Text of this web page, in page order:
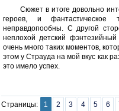
Сюжет в итоге довольно
героев, и фантастическое
неправдопообны. С другой
неплохой детский
очень много таких моментов,
этом у Страуда на мой вкус как
это имело успех.
Страницы: 1 2 3 4 5 6